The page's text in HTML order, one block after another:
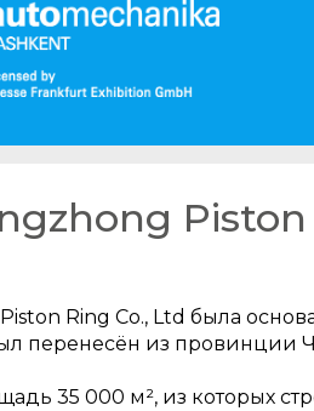
Piston
Ring Co., Ltd была
перенесён из провинции
35 000 м², из которых